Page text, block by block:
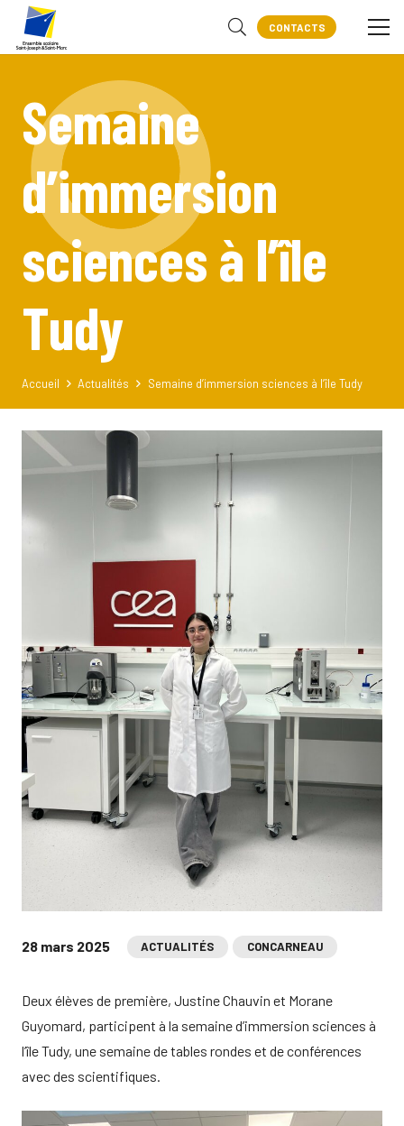
CONTACTS
Semaine
d’immersion
sciences à l’île
Tudy
Accueil Actualités Semaine d’immersion sciences à l’île Tudy
28 mars 2025 ACTUALITÉS CONCARNEAU
Deux élèves de première, Justine Chauvin et Morane
Guyomard, participent à la semaine d’immersion sciences à
l’île Tudy, une semaine de tables rondes et de conférences
avec des scientifiques.